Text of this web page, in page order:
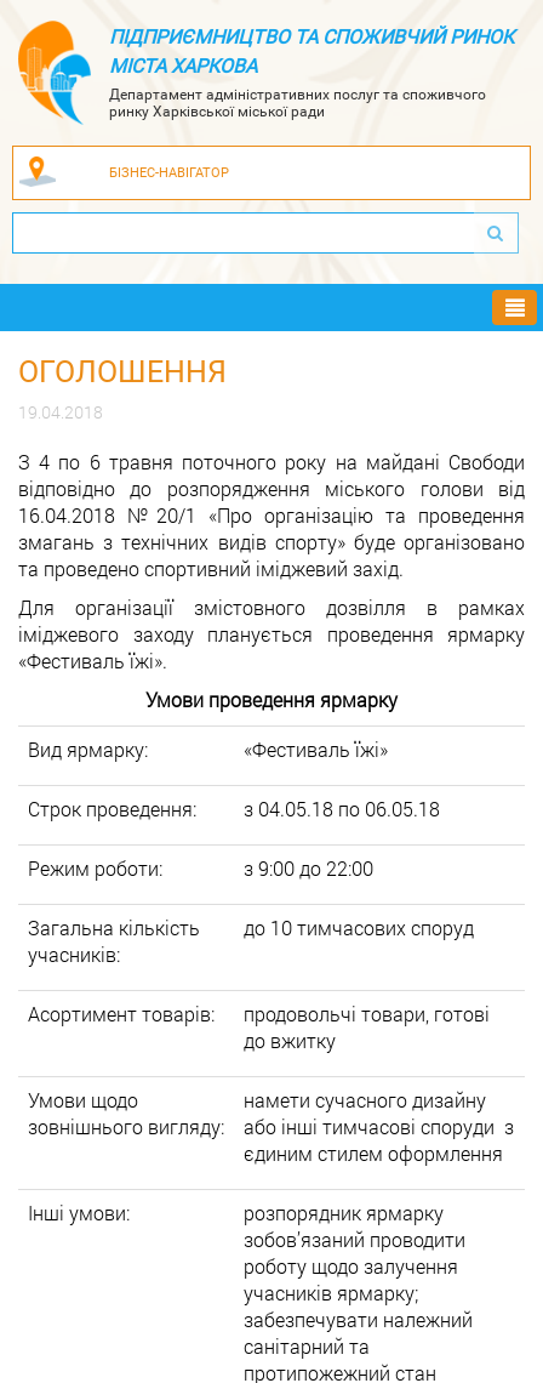
ПІДПРИЄМНИЦТВО ТА СПОЖИВЧИЙ РИНОК
МІСТА ХАРКОВА
Департамент адміністративних послуг та споживчого
ринку Харківської міської ради
БІЗНЕС-НАВІГАТОР
ОГОЛОШЕННЯ
19.04.2018
З 4 по 6 травня поточного року на майдані Свободи
відповідно до розпорядження міського голови від
16.04.2018 №20/1 «Про організацію та проведення
змагань з технічних видів спорту» буде організовано
та проведено спортивний іміджевий захід.
Для організації змістовного дозвілля в рамках
іміджевого заходу планується проведення ярмарку
«Фестиваль їжі».
Умови проведення ярмарку
Вид ярмарку:
«Фестиваль їжі»
Строк проведення: з 04.05.18 по 06.05.18
Режим роботи: з 9:00 до 22:00
Загальна кількість
учасників:
до 10 тимчасових споруд
Асортимент товарів:
продовольчі товари, готові
до вжитку
Умови щодо
зовнішнього вигляду:
намети сучасного дизайну
або інші тимчасові споруди з
єдиним стилем оформлення
Інші умови:
розпорядник ярмарку
зобов’язаний проводити
роботу щодо залучення
учасників ярмарку;
забезпечувати належний
санітарний та
протипожежний стан